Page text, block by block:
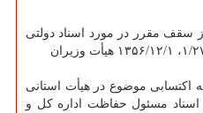
۲ برابر بیش از سقف مقرر در مورد اسناد دولتی
اکتسابی موضوع در هیأت استانی
مسئول حفاظت اداره کل و